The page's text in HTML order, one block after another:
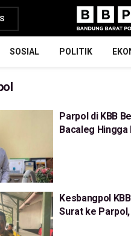
SOSIAL POLITIK
Parpol di KBB
Bacaleg
Kesbangpol
Surat ke